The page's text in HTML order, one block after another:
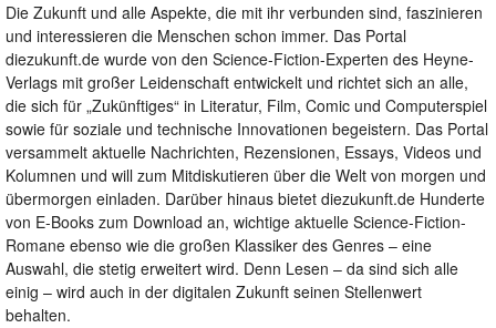
Die Zukunft und alle Aspekte, die mit ihr verbunden sind, faszinieren
und interessieren die Menschen schon immer. Das Portal
diezukunft.de wurde von den Science-Fiction-Experten des Heyne-
Verlags mit großer Leidenschaft entwickelt und richtet sich an alle,
die sich für „Zukünftiges“ in Literatur, Film, Comic und Computerspiel
sowie für soziale und technische Innovationen begeistern. Das Portal
versammelt aktuelle Nachrichten, Rezensionen, Essays, Videos und
Kolumnen und will zum Mitdiskutieren über die Welt von morgen und
übermorgen einladen. Darüber hinaus bietet diezukunft.de Hunderte
von E-Books zum Download an, wichtige aktuelle Science-Fiction-
Romane ebenso wie die großen Klassiker des Genres – eine
Auswahl, die stetig erweitert wird. Denn Lesen – da sind sich alle
einig – wird auch in der digitalen Zukunft seinen Stellenwert
behalten.